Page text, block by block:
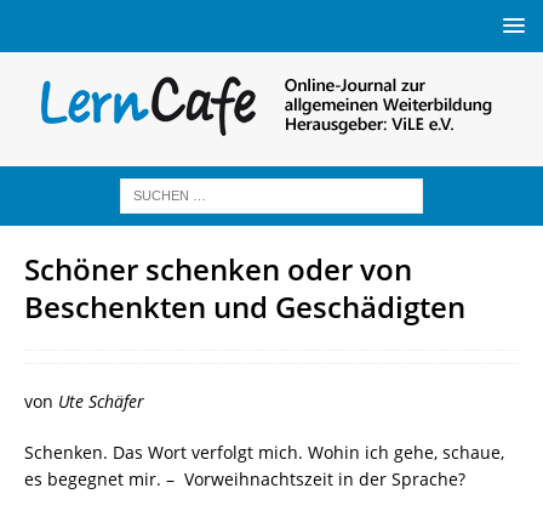
Schöner schenken oder von
Beschenkten und Geschädigten
von Ute Schäfer
Schenken. Das Wort verfolgt mich. Wohin ich gehe, schaue,
es begegnet mir. – Vorweihnachtszeit in der Sprache?